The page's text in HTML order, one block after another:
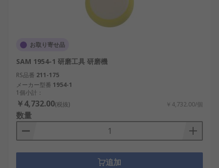
お取り寄せ品
SAM 1954-1 研磨工具 研磨機
RS品番 211-175
メーカー型番 1954-1
1個小計：
￥4,732.00(税抜) ￥4,732.00/個
数量
追加